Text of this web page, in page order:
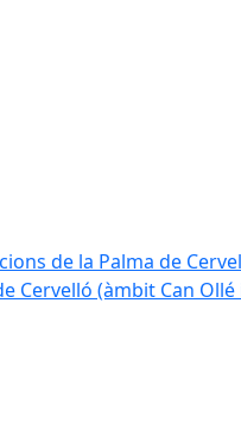
de la Palma de
Cervelló (àmbit Can Ollé